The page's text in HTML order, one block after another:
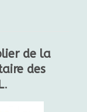
de la
des
.